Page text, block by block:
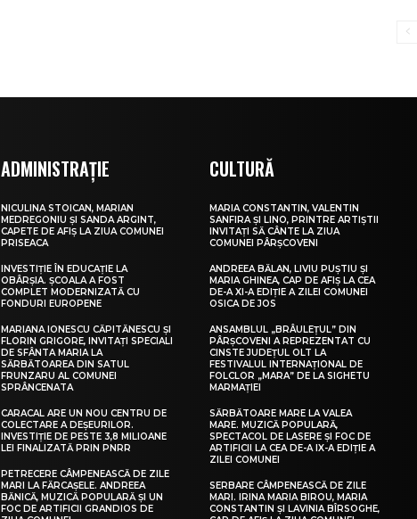
ADMINISTRAȚIE
NICULINA STOICAN, MARIAN
MEDREGONIU ȘI SANDA ARGINT,
CAPETE DE AFIȘ LA ZIUA COMUNEI
PRISEACA
INVESTIȚIE ÎN EDUCAȚIE LA
OBÂRȘIA. ȘCOALA A FOST
COMPLET MODERNIZATĂ CU
FONDURI EUROPENE
MARIANA IONESCU CĂPITĂNESCU ȘI
FLORIN GRIGORE, INVITAȚI SPECIALI
DE SFÂNTA MARIA LA
SĂRBĂTOAREA DIN SATUL
FRUNZARU AL COMUNEI
SPRÂNCENATA
CARACAL ARE UN NOU CENTRU DE
COLECTARE A DEȘEURILOR.
INVESTIȚIE DE PESTE 3,8 MILIOANE
LEI FINALIZATĂ PRIN PNRR
PETRECERE CÂMPENEASCĂ DE ZILE
MARI LA FĂRCAȘELE. ANDREEA
BĂNICĂ, MUZICĂ POPULARĂ ȘI UN
FOC DE ARTIFICII GRANDIOS DE
CULTURĂ
MARIA CONSTANTIN, VALENTIN
SANFIRA ȘI LINO, PRINTRE ARTIȘTII
INVITAȚI SĂ CÂNTE LA ZIUA
COMUNEI PÂRȘCOVENI
ANDREEA BĂLAN, LIVIU PUȘTIU ȘI
MARIA GHINEA, CAP DE AFIȘ LA CEA
DE-A XI-A EDIȚIE A ZILEI COMUNEI
OSICA DE JOS
ANSAMBLUL „BRÂULEȚUL” DIN
PÂRȘCOVENI A REPREZENTAT CU
CINSTE JUDEȚUL OLT LA
FESTIVALUL INTERNAȚIONAL DE
FOLCLOR „MARA” DE LA SIGHETU
MARMAȚIEI
SĂRBĂTOARE MARE LA VALEA
MARE. MUZICĂ POPULARĂ,
SPECTACOL DE LASERE ȘI FOC DE
ARTIFICII LA CEA DE-A IX-A EDIȚIE A
ZILEI COMUNEI
SERBARE CÂMPENEASCĂ DE ZILE
MARI. IRINA MARIA BIROU, MARIA
CONSTANTIN ȘI LAVINIA BÎRSOGHE,